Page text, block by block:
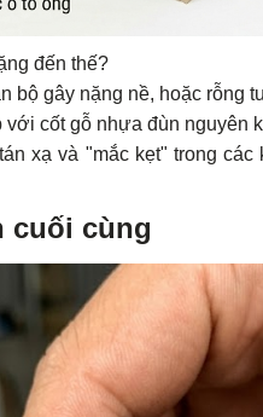
đến thế?
bộ gây nặng nề, hoặc rỗng
với cốt gỗ nhựa đùn nguyên
xạ và "mắc kẹt" trong
cuối cùng